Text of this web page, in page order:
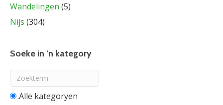
Wandelingen (5)
Nijs (304)
Soeke in ’n kategory
Alle categorieën